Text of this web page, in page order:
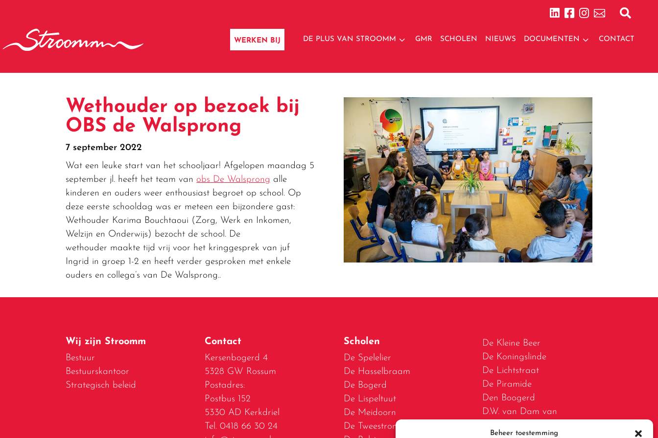
Beheer toestemming
    
WERKEN BIJ 3
DE PLUS VAN STROOMM GMR SCHOLEN NIEUWS 3
DOCUMENTEN CONTACT
Wethouder op bezoek bij
OBS de Walsprong
7 september 2022
Wat een leuke start van het schooljaar! Afgelopen maandag 5
september jl. heeft het team van obs De Walsprong alle
kinderen en ouders weer enthousiast begroet op school. Op
deze eerste schooldag was er meteen een bijzondere gast:
Wethouder Karima Bouchtaoui (Zorg, Werk en Inkomen,
Welzijn en Onderwijs) bezocht de school. De
wethouder maakte tijd vrij voor het kringgesprek van juf
Ingrid in groep 1-2 en heeft verder gesproken met enkele
ouders en collega’s van De Walsprong..
Wij zijn Stroomm
Bestuur
Bestuurskantoor
Strategisch beleid
Contact
Kersenbogerd 4
5328 GW Rossum
Postadres:
Postbus 152
5330 AD Kerkdriel
Tel. 0418 66 30 24
Scholen
De Spelelier
De Hasselbraam
De Bogerd
De Lispeltuut
De Meidoorn
De Tweestromenschool
De Kleine Beer
De Koningslinde
De Lichtstraat
De Piramide
Den Boogerd
D.W. van Dam van